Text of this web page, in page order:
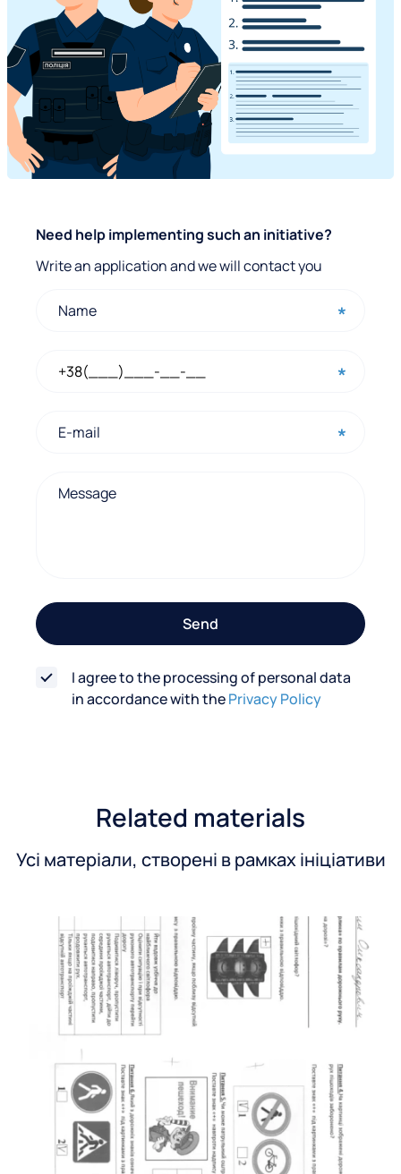
Q
u
o
m
Need help implementing such an initiative?
Write an application and we will contact you
Send
I agree to the processing of personal data
in accordance with thePrivacy Policy
Related materials
Усі матеріали, створені в рамках ініціативи